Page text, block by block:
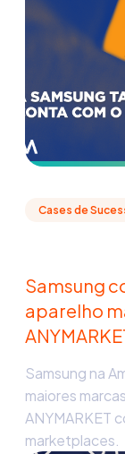
Cases de
Samsung
aparelho
Samsung na
maiores
ANYMARKET
marketplaces.